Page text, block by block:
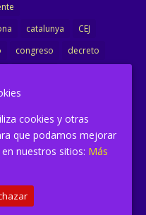
catalunya
CEJ
congreso
decreto
gobierno
justicia
Marta Urbano
retribuciones
cookies y otras
que podamos mejorar
nuestros sitios: Más